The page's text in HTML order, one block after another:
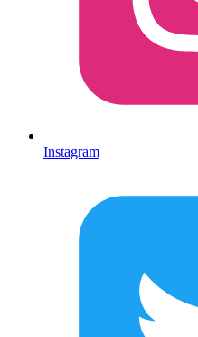
Instagram